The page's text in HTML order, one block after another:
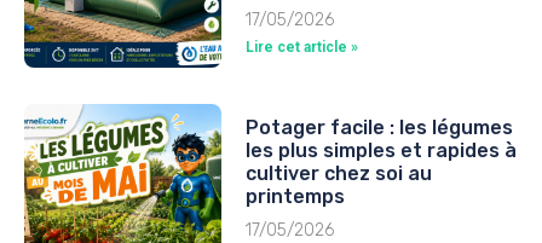
17/05/2026
Lire cet article »
Potager facile : les légumes
les plus simples et rapides à
cultiver chez soi au
printemps
17/05/2026